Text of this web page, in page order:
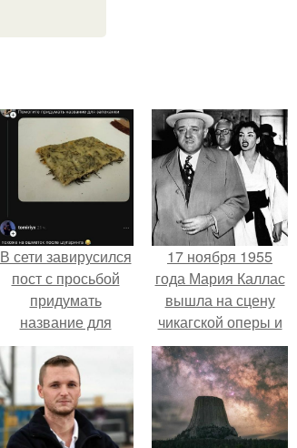
В сети завирусился
пост с просьбой
придумать
название для
домашней
запеканки.
17 ноября 1955
года Мария Каллас
вышла на сцену
чикагской оперы и
сорвала овации.